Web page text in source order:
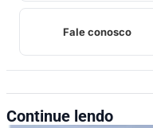
Fale conosco
Continue lendo